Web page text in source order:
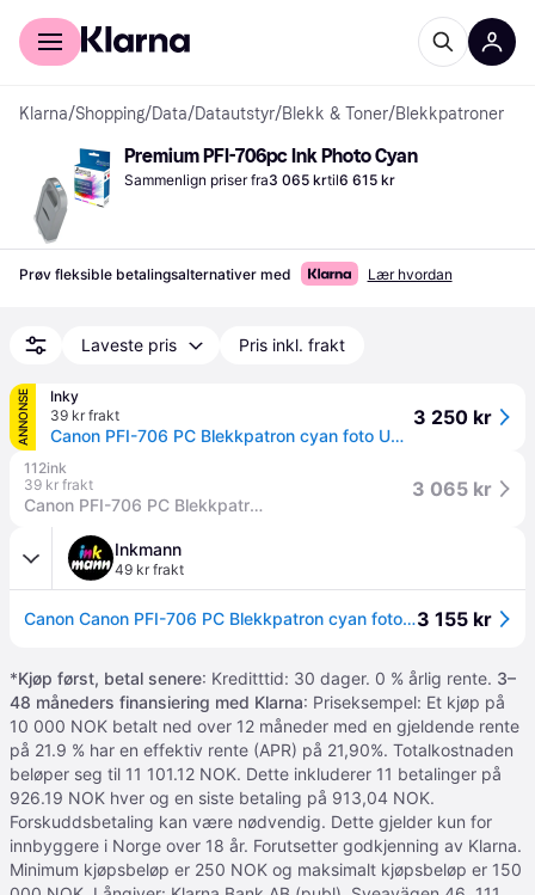
For kunder
Klarna/Shopping/Data/Datautstyr/Blekk & Toner/Blekkpatroner
Premium PFI-706pc Ink Photo Cyan
Sammenlign priser fra3 065 krtil6 615 kr
Prøv fleksible betalingsalternativer med Lær hvordan
Laveste pris Pris inkl. frakt
ANNONSE
Inky
39 kr frakt
Canon PFI-706 PC Blekkpatron cyan foto UV-pigment
3 250 kr
112ink
39 kr frakt
Canon PFI-706 PC Blekkpatron cyan foto UV-pigment
3 065 kr
Inkmann
49 kr frakt
Canon Canon PFI-706 PC Blekkpatron cyan foto UV-pigment PFI-706PC3 155 kr
*Kjøp først, betal senere: Kreditttid: 30 dager. 0 % årlig rente. 3–
48 måneders finansiering med Klarna: Priseksempel: Et kjøp på
10 000 NOK betalt ned over 12 måneder med en gjeldende rente
på 21.9 % har en effektiv rente (APR) på 21,90%. Totalkostnaden
beløper seg til 11 101.12 NOK. Dette inkluderer 11 betalinger på
926.19 NOK hver og en siste betaling på 913,04 NOK.
Forskuddsbetaling kan være nødvendig. Dette gjelder kun for
innbyggere i Norge over 18 år. Forutsetter godkjenning av Klarna.
Minimum kjøpsbeløp er 250 NOK og maksimalt kjøpsbeløp er 150